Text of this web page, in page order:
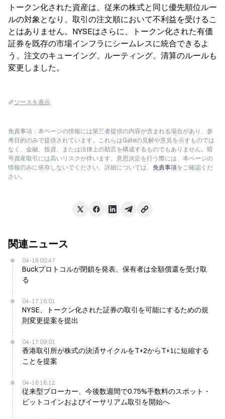
トークン化された資産は、従来の株式と同じ優先順位ルー
ルの対象となり、取引の注文順において不利益を受けるこ
とはありません。NYSEはさらに、トークン化された有価
証券を既存の市場インフラにシームレスに統合できるよ
う、注文のキューイング、ルーティング、清算のルールも
変更しました。
ソースを表示
免責事項：本ページの情報には第三者提供の内容が含まれる場合があり、参
考目的のみで提供されています。これらはGateの見解や意見を示すものでは
なく、金融、投資、または法律上の助言を構成するものでもありません。暗
号資産取引には高いリスクが伴います。意思決定を行う際には、本ページの
情報のみに依存しないでください。詳細については、 免責事項をご確認くだ
さい。
関連ニュース
04-18 00:47
Buckプロトコルが閉鎖を発表、保有者は全額償還を受け取
る
04-17 16:01
NYSE、トークン化された証券の取引を可能にするための規
則変更提案を提出
04-17 09:01
香港取引所が株式の決済サイクルをT+2からT+1に短縮する
ことを提案
04-16 18:12
従来型ブローカー、今後数週間で0.75%手数料のスポット・
ビットコインおよびイーサリアム取引を開始へ